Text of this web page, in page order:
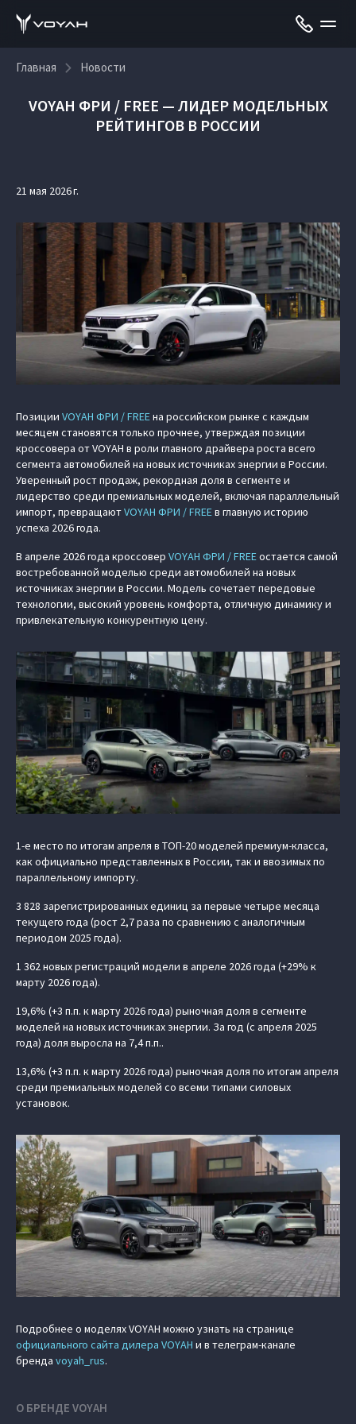
Главная Новости
VOYAH ФРИ / FREE — ЛИДЕР МОДЕЛЬНЫХ
РЕЙТИНГОВ В РОССИИ
21 мая 2026 г.
Позиции VOYAH ФРИ / FREEна российском рынке с каждым
месяцем становятся только прочнее, утверждая позиции
кроссовера от VOYAH в роли главного драйвера роста всего
сегмента автомобилей на новых источниках энергии в России.
Уверенный рост продаж, рекордная доля в сегменте и
лидерство среди премиальных моделей, включая параллельный
импорт, превращаютVOYAH ФРИ / FREEв главную историю
успеха 2026 года.
В апреле 2026 года кроссовер VOYAH ФРИ / FREEостается самой
востребованной моделью среди автомобилей на новых
источниках энергии в России. Модель сочетает передовые
технологии, высокий уровень комфорта, отличную динамику и
привлекательную конкурентную цену.
1-е место по итогам апреля в ТОП-20 моделей премиум-класса,
как официально представленных в России, так и ввозимых по
параллельному импорту.
3 828 зарегистрированных единиц за первые четыре месяца
текущего года (рост 2,7 раза по сравнению с аналогичным
периодом 2025 года).
1 362 новых регистраций модели в апреле 2026 года (+29% к
марту 2026 года).
19,6% (+3 п.п. к марту 2026 года) рыночная доля в сегменте
моделей на новых источниках энергии. За год (с апреля 2025
года) доля выросла на 7,4 п.п..
13,6% (+3 п.п. к марту 2026 года) рыночная доля по итогам апреля
среди премиальных моделей со всеми типами силовых
установок.
Подробнее о моделях VOYAH можно узнать на странице
официального сайта дилера VOYAH и в телеграм-канале
бренда voyah_rus.
О БРЕНДЕ VOYAH